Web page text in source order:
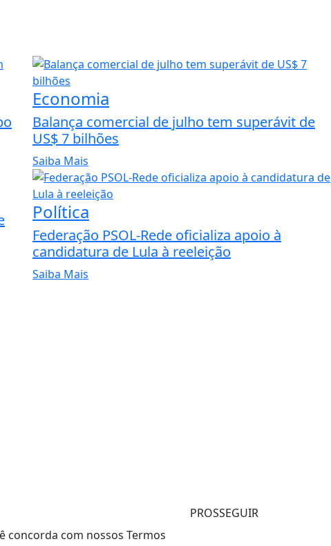
Economia
Balança comercial de julho tem superávit de
US$ 7 bilhões
Saiba Mais
Política
Federação PSOL-Rede oficializa apoio à
candidatura de Lula à reeleição
Saiba Mais
concorda com nossos Termos
PROSSEGUIR